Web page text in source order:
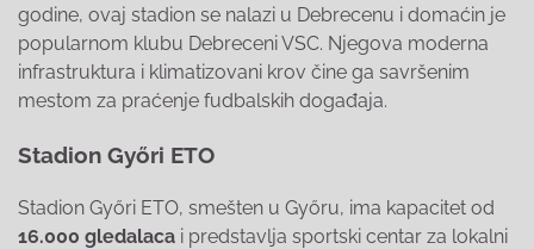
godine, ovaj stadion se nalazi u Debrecenu i domaćin je
popularnom klubu Debreceni VSC. Njegova moderna
infrastruktura i klimatizovani krov čine ga savršenim
mestom za praćenje fudbalskih događaja.
Stadion Győri ETO
Stadion Győri ETO, smešten u Győru, ima kapacitet od
16.000 gledalaca i predstavlja sportski centar za lokalni